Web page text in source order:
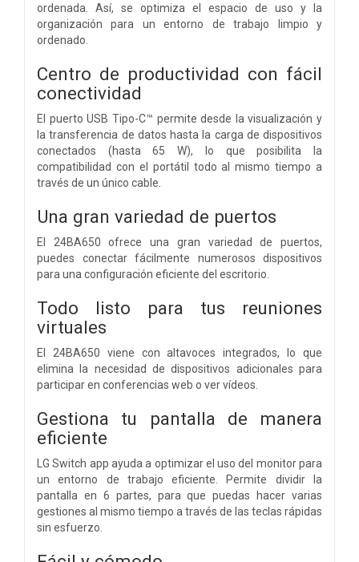
ordenada. Así, se optimiza el espacio de uso y la
organización para un entorno de trabajo limpio y
ordenado.
Centro de productividad con fácil
conectividad
El puerto USB Tipo-C™ permite desde la visualización y
la transferencia de datos hasta la carga de dispositivos
conectados (hasta 65 W), lo que posibilita la
compatibilidad con el portátil todo al mismo tiempo a
través de un único cable.
Una gran variedad de puertos
El 24BA650 ofrece una gran variedad de puertos,
puedes conectar fácilmente numerosos dispositivos
para una configuración eficiente del escritorio.
Todo listo para tus reuniones
virtuales
El 24BA650 viene con altavoces integrados, lo que
elimina la necesidad de dispositivos adicionales para
participar en conferencias web o ver vídeos.
Gestiona tu pantalla de manera
eficiente
LG Switch app ayuda a optimizar el uso del monitor para
un entorno de trabajo eficiente. Permite dividir la
pantalla en 6 partes, para que puedas hacer varias
gestiones al mismo tiempo a través de las teclas rápidas
sin esfuerzo.